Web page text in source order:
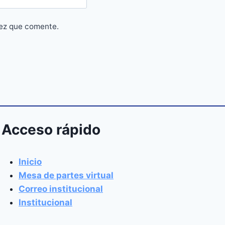
que comente.
Acceso rápido
Inicio
Mesa de partes virtual
Correo institucional
Institucional